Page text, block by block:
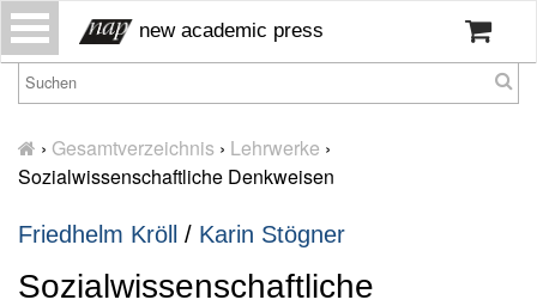
S
i
H
m
e
W
ü
new academic press
› Gesamtverzeichnis › Lehrwerke ›
Sozialwissenschaftliche Denkweisen
Friedhelm Kröll / Karin Stögner
Sozialwissenschaftliche